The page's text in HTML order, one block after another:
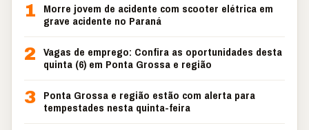
1
Morre jovem de acidente com scooter elétrica em
grave acidente no Paraná
2 Vagas de emprego: Confira as oportunidades desta
quinta (6) em Ponta Grossa e região
3 Ponta Grossa e região estão com alerta para
tempestades nesta quinta-feira